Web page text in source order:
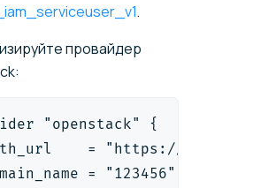
.
провайдер
"openstack" {
= "https://
= "123456"